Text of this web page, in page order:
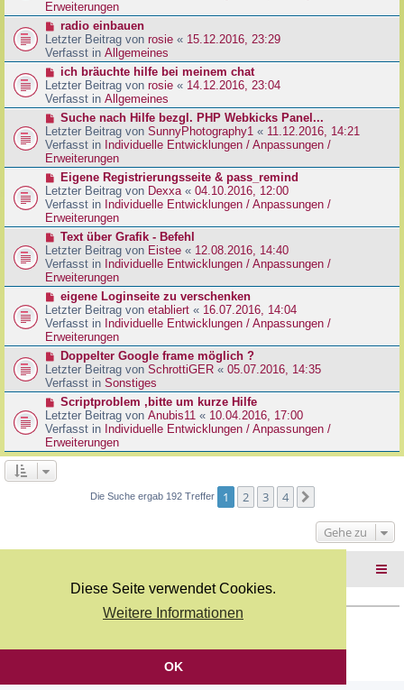
Diese Seite verwendet Cookies.
Weitere Informationen
OK
a
g
i
r
a
g
e
r
B
e
i
r
a
g
Erweiterungen
N
e
u
e
r
B
e
t
r
a
g
radio einbauen
Letzter Beitrag von rosie « 15.12.2016, 23:29
Verfasst in Allgemeines
N
e
u
e
r
B
e
i
r
a
g
ich bräuchte hilfe bei meinem chat
Letzter Beitrag von rosie « 14.12.2016, 23:04
Verfasst in Allgemeines
N
e
u
e
r
B
e
i
t
a
g
Suche nach Hilfe bezgl. PHP Webkicks Panel...
Letzter Beitrag von SunnyPhotography1 « 11.12.2016, 14:21
Verfasst in Individuelle Entwicklungen / Anpassungen /
Erweiterungen
N
e
u
e
r
B
e
i
t
a
g
Eigene Registrierungsseite & pass_remind
Letzter Beitrag von Dexxa« 04.10.2016, 12:00
Verfasst in Individuelle Entwicklungen / Anpassungen /
Erweiterungen
N
e
u
e
r
B
e
i
t
a
g
Text über Grafik - Befehl
Letzter Beitrag von Eistee « 12.08.2016, 14:40
Verfasst in Individuelle Entwicklungen / Anpassungen /
Erweiterungen
N
e
u
e
r
B
e
i
r
a
g
eigene Loginseite zu verschenken
Letzter Beitrag von etabliert « 16.07.2016, 14:04
Verfasst in Individuelle Entwicklungen / Anpassungen /
Erweiterungen
N
e
u
e
r
B
e
i
t
r
Doppelter Google frame möglich ?
Letzter Beitrag von SchrottiGER « 05.07.2016, 14:35
Verfasst in Sonstiges
N
e
u
e
r
e
g
Scriptproblem ,bitte um kurze Hilfe
Letzter Beitrag von Anubis11 « 10.04.2016, 17:00
Verfasst in Individuelle Entwicklungen / Anpassungen /
Erweiterungen
Die Suche ergab 192 Treffer 1 2 3 4
Gehe zu
Deutsche Übersetzung durchphpBB.de